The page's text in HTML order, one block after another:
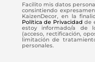
Facilito mis datos
consintiendo
KaizenDecor, en la
Política de Privacidad de
estoy informado/a de
(acceso, rectificación,
limitación de
personales.